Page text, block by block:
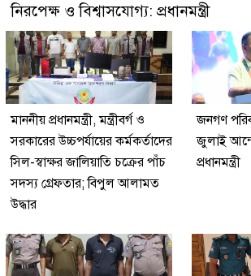
নিরপেক্ষ ও বিশ্বাসযোগ্য: প্রধানমন্ত্রী
মাননীয় প্রধানমন্ত্রী, মন্ত্রীবর্গ ও
সরকারের উচ্চপর্যায়ের কর্মকর্তাদের
সিল-স্বাক্ষর জালিয়াতি চক্রের পাঁচ
সদস্য গ্রেফতার; বিপুল আলামত
উদ্ধার
জনগণ
জুলাই
প্রধানমন্ত্রী